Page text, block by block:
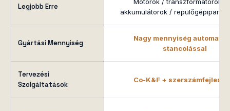
Legjobb Erre
akkumulátorok / repülőgépipari
Gyártási Mennyiség
Nagy mennyiség
stancolással
Tervezési
Szolgáltatások
Co-K&F +